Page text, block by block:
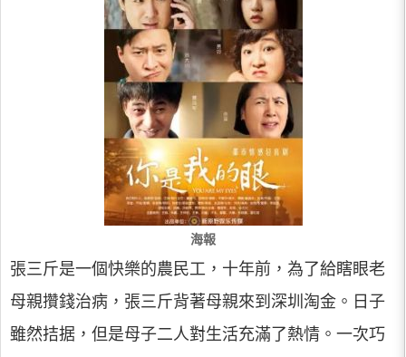
海報
張三斤是一個快樂的農民工，十年前，為了給瞎眼老
母親攢錢治病，張三斤背著母親來到深圳淘金。日子
雖然拮据，但是母子二人對生活充滿了熱情。一次巧